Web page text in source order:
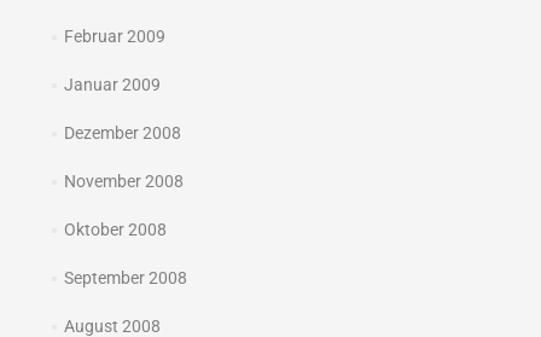
Februar 2009
Januar 2009
Dezember 2008
November 2008
Oktober 2008
September 2008
August 2008